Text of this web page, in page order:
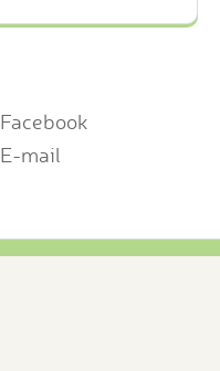
Facebook
E-mail